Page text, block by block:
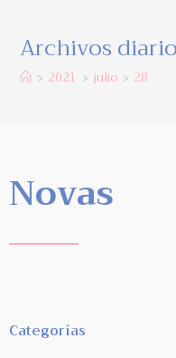
Archivos
> 2021 > julio > 28
Novas
Categorías